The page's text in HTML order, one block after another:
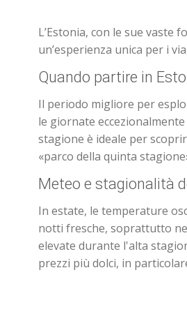
L’Estonia, con le sue vaste
un’esperienza unica per i
Quando partire in
Il periodo migliore per
le giornate
stagione è ideale per
«parco della quinta
Meteo e stagionalità
In estate, le temperature
notti fresche, soprattutto
elevate durante l'alta
prezzi più dolci, in